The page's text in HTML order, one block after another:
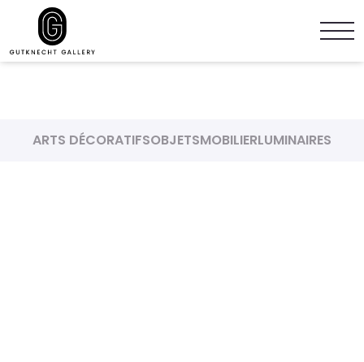
ARTS DÉCORATIFSOBJETSMOBILIERLUMINAIRES